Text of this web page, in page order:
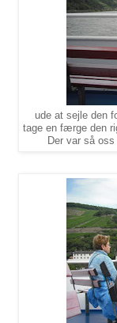
ude at sejle den
tage en færge den
Der var så